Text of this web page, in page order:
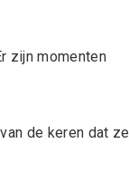
zijn momenten
de keren dat ze